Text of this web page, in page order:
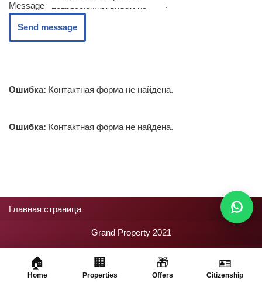
Message
Send message
Ошибка: Контактная форма не найдена.
Ошибка: Контактная форма не найдена.
Главная страница
Grand Property 2021
🏠
Home
🏢
Properties
🎁
Offers
🪪
Citizenship